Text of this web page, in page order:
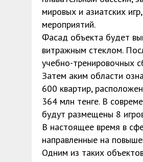
мировых и азиатских
мероприятий.
Фасад объекта будет
витражным стеклом.
учебно-тренировочных
Затем аким области
600 квартир,
364 млн тенге. В
будут размещены 8
В настоящее время в
направленные на
Одним из таких